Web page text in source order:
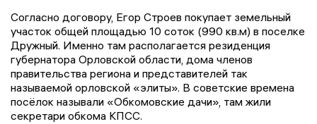
Согласно договору, Егор Строев покупает земельный
участок общей площадью 10 соток (990 кв.м) в поселке
Дружный. Именно там располагается резиденция
губернатора Орловской области, дома членов
правительства региона и представителей так
называемой орловской «элиты». В советские времена
посёлок называли «Обкомовские дачи», там жили
секретари обкома КПСС.